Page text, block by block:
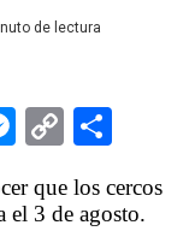
de lectura
Copy
que los cercos
el 3 de agosto.